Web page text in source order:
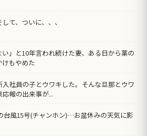
て、ついに、、、
い」と10年言われ続けた妻、ある日から薬の
もやめた
社員の子とウワキした。そんな旦那とウワ
報の出来事が...
台風15号(チャンホン)…お盆休みの天気に影